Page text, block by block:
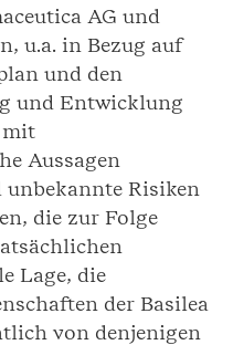
AG und
u.a. in Bezug auf
und den
und Entwicklung
mit
Aussagen
Risiken
die zur Folge
Lage, die
der Basilea
von denjenigen